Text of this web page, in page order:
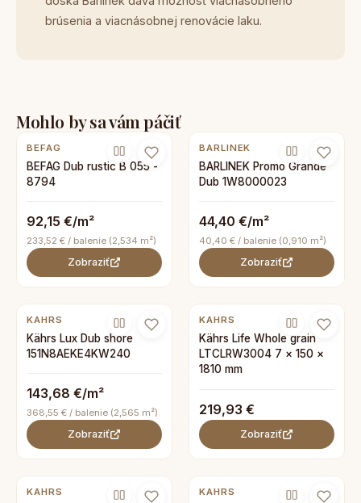
brúsenia a viacnásobnej renovácie laku.
Mohlo by sa vám páčiť
BEFAG
BEFAG Dub rustic B 055 -
8794
92,15 €/m²
233,52 € / balenie (2,534 m²)
Zobraziť
BARLINEK
BARLINEK Promo Grande
Dub 1W8000023
44,40 €/m²
40,40 € / balenie (0,910 m²)
Zobraziť
KAHRS
Kährs Lux Dub shore
151N8AEKE4KW240
143,68 €/m²
368,55 € / balenie (2,565 m²)
Zobraziť
KAHRS
Kährs Life Whole grain
LTCLRW3004 7 × 150 ×
1810 mm
219,93 €
Zobraziť
KAHRS KAHRS